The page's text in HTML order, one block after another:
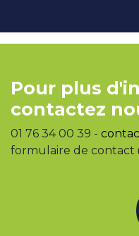
Pour plus
contactez
01 76 34 00 39 -
formulaire de contact